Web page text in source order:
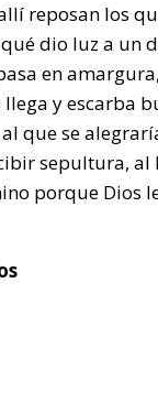
reposan los
dio luz a un
en
y escarba
que se
sepultura, al
porque Dios